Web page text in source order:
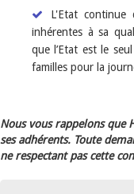
L'Etat continue
inhérentes à sa
que l’Etat est le
familles pour la
Nous vous rappelons que
ses adhérents. Toute
ne respectant pas cette